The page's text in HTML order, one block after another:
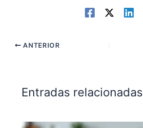
ANTERIOR
Entradas relacionadas